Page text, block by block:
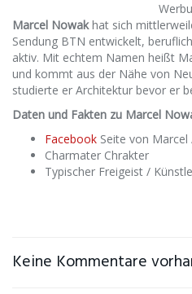
Marcel Nowakhat sich
Sendung BTN entwickelt,
aktiv. Mit echtem Namen heißt
und kommt aus der Nähe von
studierte er Architektur bevor er
Daten und Fakten zu Marcel
Facebook Seite von Marcel
Charmater Chrakter
Typischer Freigeist /
Keine Kommentare